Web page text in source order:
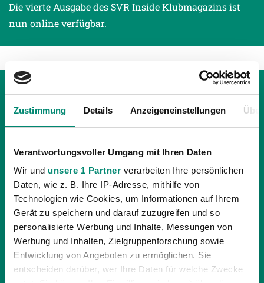
Zustimmung Details Anzeigeneinstellungen
Verantwortungsvoller Umgang mit Ihren Daten
Wir und unsere 1 Partner verarbeiten Ihre persönlichen
Daten, wie z. B. Ihre IP-Adresse, mithilfe von
Technologien wie Cookies, um Informationen auf Ihrem
Gerät zu speichern und darauf zuzugreifen und so
personalisierte Werbung und Inhalte, Messungen von
Werbung und Inhalten, Zielgruppenforschung sowie
Entwicklung von Angeboten zu ermöglichen. Sie
entscheiden darüber, wer Ihre Daten für welche Zwecke
Die vierte Ausgabe des SVR Inside Klubmagazins ist
nun online verfügbar.
28.01.2014| UNKATEGORISIERT
SV RIED UND CFR CLUJ TRENNEN SICH 1:1